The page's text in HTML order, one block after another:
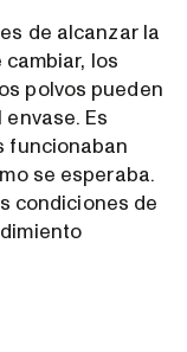
de alcanzar la
los
polvos pueden
Es
funcionaban
se esperaba.
condiciones de